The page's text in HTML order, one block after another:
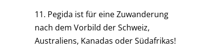
11. Pegida ist für eine Zuwanderung
nach dem Vorbild der Schweiz,
Australiens, Kanadas oder Südafrikas!